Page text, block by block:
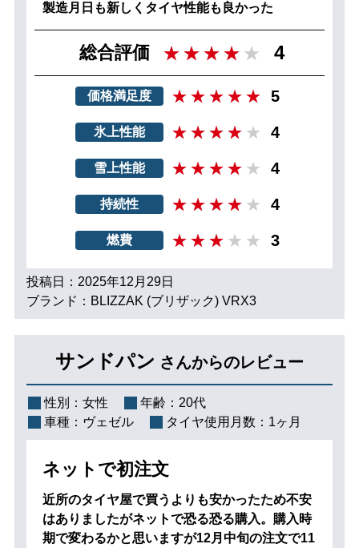
製造月日も新しくタイヤ性能も良かった
総合評価 4
価格満足度 5
氷上性能 4
雪上性能 4
持続性 4
燃費 3
投稿日：2025年12月29日
ブランド：BLIZZAK (ブリザック) VRX3
サンドパン さんからのレビュー
性別： 女性 年齢： 20代
車種： ヴェゼル タイヤ使用月数： 1ヶ月
ネットで初注文
近所のタイヤ屋で買うよりも安かったため不安
はありましたがネットで恐る恐る購入。購入時
期で変わるかと思いますが12月中旬の注文で11